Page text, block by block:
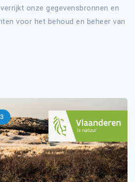
onze gegevensbronnen en
voor het behoud en beheer van